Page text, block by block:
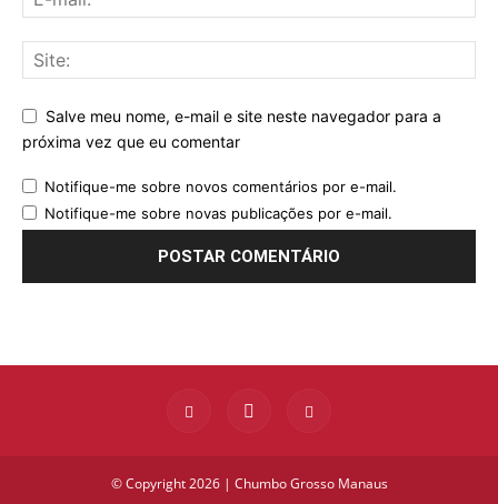
Salve meu nome, e-mail e site neste navegador para a
próxima vez que eu comentar
Notifique-me sobre novos comentários por e-mail.
Notifique-me sobre novas publicações por e-mail.
© Copyright 2026 | Chumbo Grosso Manaus